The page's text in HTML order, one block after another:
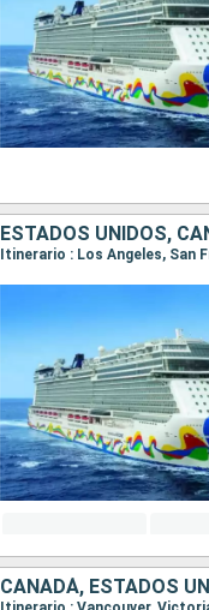
ESTADOS UNIDOS,
Itinerario : Los Angeles, San
CANADÁ, ESTADOS